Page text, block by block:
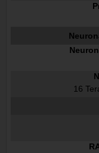
16